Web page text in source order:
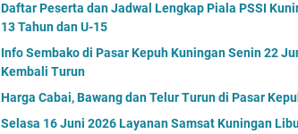
Daftar Peserta dan Jadwal Lengkap Piala PSSI
13 Tahun dan U-15
Info Sembako di Pasar Kepuh Kuningan Senin 22
Kembali Turun
Harga Cabai, Bawang dan Telur Turun di Pasar
Selasa 16 Juni 2026 Layanan Samsat Kuningan